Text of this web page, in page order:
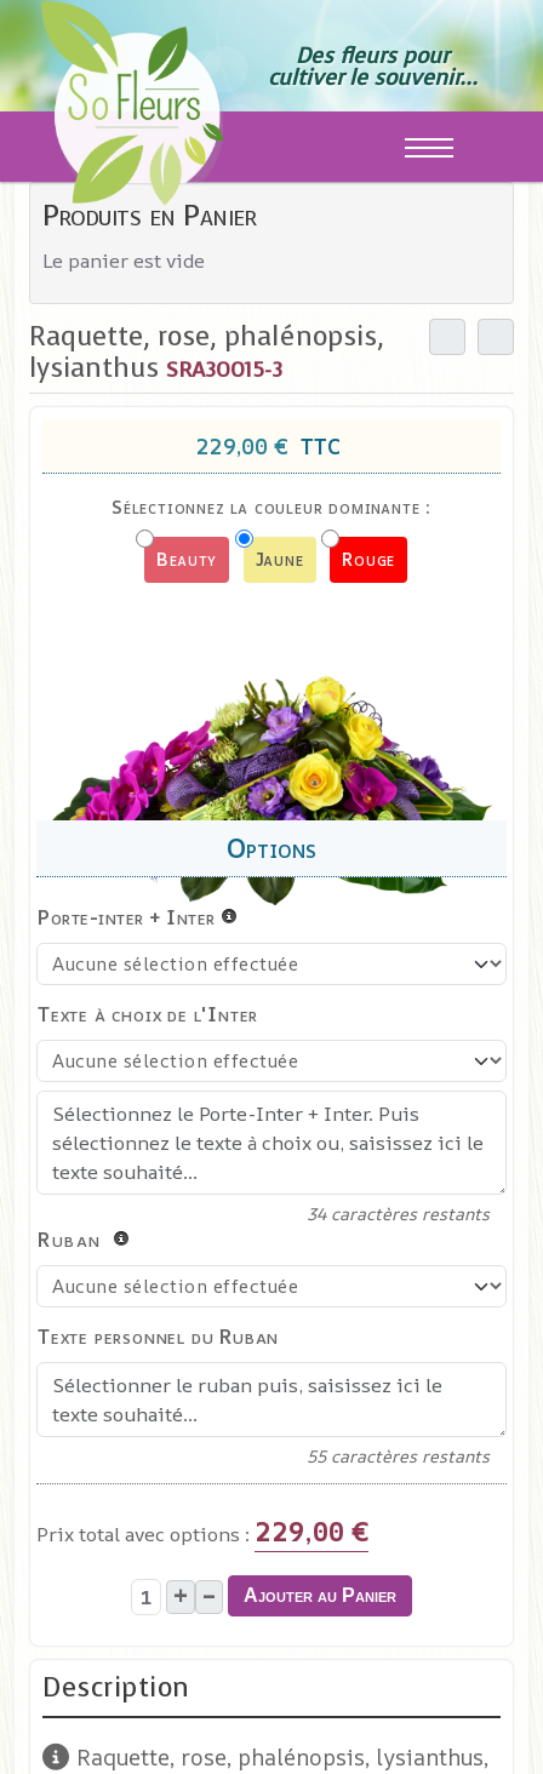
Des fleurs pour
cultiver le souvenir...
Off-Canvas
Raquette, rose, phalénopsis,
lysianthus SRA30015-3
229,00 € TTC
Sélectionnez la couleur dominante :
Beauty Jaune Rouge
Porte-inter + Inter
Ruban
Texte à choix de l'Inter
34caractères restants
Texte personnel du Ruban
55caractères restants
Prix total avec options : 229,00 €
+ – Ajouter au Panier
Description
Raquette, rose, phalénopsis, lysianthus,
Produits en Panier
Le panier est vide